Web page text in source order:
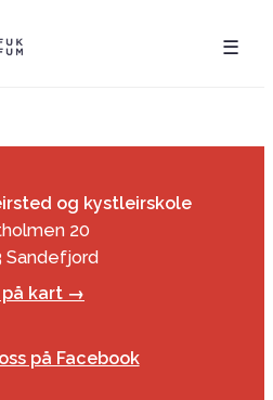
☰
og kystleirskole
20
Sandefjord
på kart →
på Facebook